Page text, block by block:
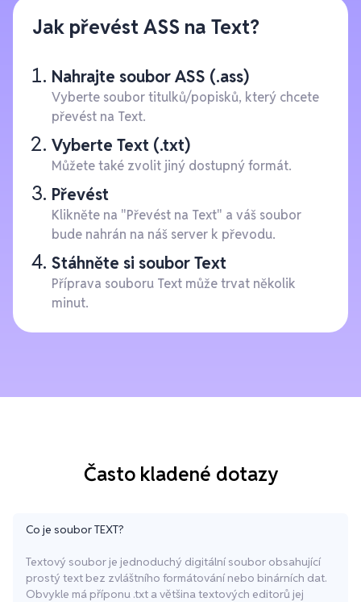
Jak převést ASS na Text?
Nahrajte soubor ASS (.ass)
Vyberte soubor titulků/popisků, který chcete
převést na Text.
Vyberte Text (.txt)
Můžete také zvolit jiný dostupný formát.
Převést
Klikněte na "Převést na Text" a váš soubor
bude nahrán na náš server k převodu.
Stáhněte si soubor Text
Příprava souboru Text může trvat několik
minut.
Často kladené dotazy
Co je soubor TEXT?
Textový soubor je jednoduchý digitální soubor obsahující
prostý text bez zvláštního formátování nebo binárních dat.
Obvykle má příponu .txt a většina textových editorů jej